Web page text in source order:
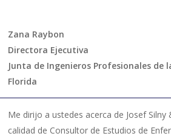
Zana Raybon
Directora Ejecutiva
Junta de Ingenieros Profesionales de
Florida
Me dirijo a ustedes acerca de Josef Silny
calidad de Consultor de Estudios de